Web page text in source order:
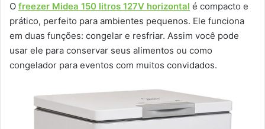
O freezer Midea 150 litros 127V horizontal é compacto e
prático, perfeito para ambientes pequenos. Ele funciona
em duas funções: congelar e resfriar. Assim você pode
usar ele para conservar seus alimentos ou como
congelador para eventos com muitos convidados.